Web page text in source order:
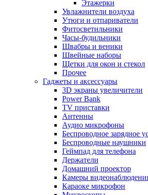
Этажерки
Увлажнители воздуха
Утюги и отпариватели
Фитосветильники
Часы-будильники
Швабры и веники
Швейные наборы
Щетки для окон и стекол
Прочее
Гаджеты и аксессуары
3D экраны увеличители
Power Bank
TV приставки
Антенны
Аудио микрофоны
Беспроводное зарядное
Беспроводные наушники
Геймпад для телефона
Держатели
Домашний проектор
Камеры
Караоке микрофон